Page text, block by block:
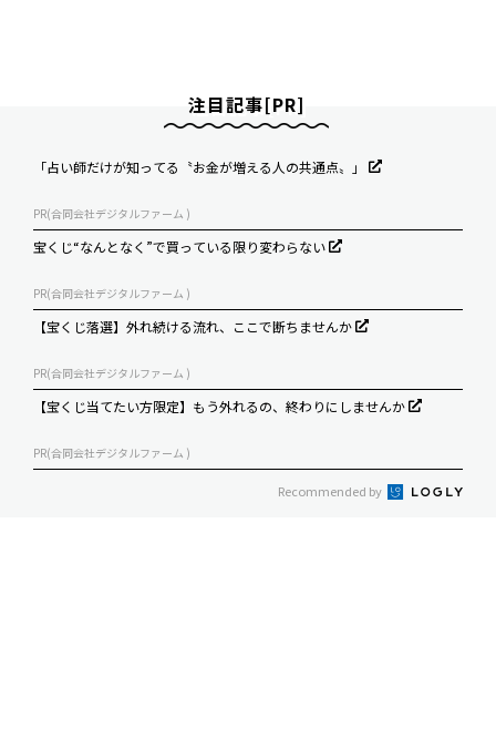
注目記事[PR]
「占い師だけが知ってる〝お金が増える人の共通点〟」
PR(合同会社デジタルファーム )
宝くじ“なんとなく”で買っている限り変わらない
PR(合同会社デジタルファーム )
【宝くじ落選】外れ続ける流れ、ここで断ちませんか
PR(合同会社デジタルファーム )
【宝くじ当てたい方限定】もう外れるの、終わりにしませんか
PR(合同会社デジタルファーム )
Recommended by